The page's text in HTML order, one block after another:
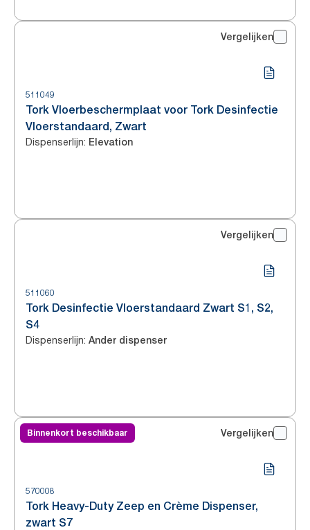
Vergelijken
511049
Tork Vloerbeschermplaat voor Tork Desinfectie
Vloerstandaard, Zwart
Dispenserlijn: Elevation
Vergelijken
511060
Tork Desinfectie Vloerstandaard Zwart S1, S2,
S4
Dispenserlijn: Ander dispenser
Binnenkort beschikbaar Vergelijken
570008
Tork Heavy-Duty Zeep en Crème Dispenser,
zwart S7